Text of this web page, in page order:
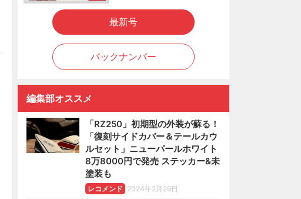
最新号
バックナンバー
編集部オススメ
「RZ250」初期型の外装が蘇る！
「復刻サイドカバー＆テールカウ
ルセット」ニューパールホワイト
8万8000円で発売 ステッカー&未
塗装も
レコメンド 2024年2月29日